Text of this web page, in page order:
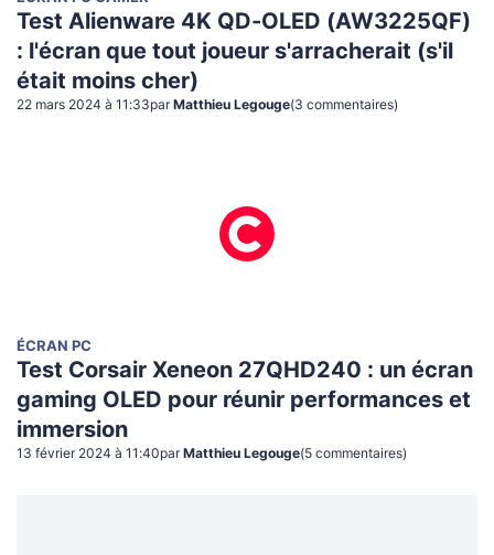
Test Alienware 4K QD-OLED (AW3225QF)
: l'écran que tout joueur s'arracherait (s'il
était moins cher)
22 mars 2024 à 11:33par Matthieu Legouge(3 commentaires)
ÉCRAN PC
Test Corsair Xeneon 27QHD240 : un écran
gaming OLED pour réunir performances et
immersion
13 février 2024 à 11:40par Matthieu Legouge(5 commentaires)